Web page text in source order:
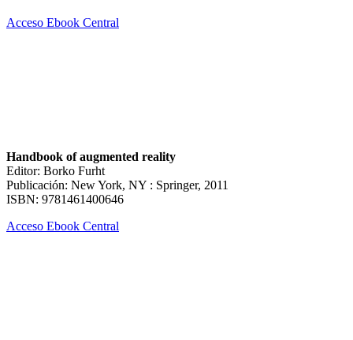
Acceso Ebook Central
Handbook of augmented reality
Editor: Borko Furht
Publicación: New York, NY : Springer, 2011
ISBN: 9781461400646
Acceso Ebook Central